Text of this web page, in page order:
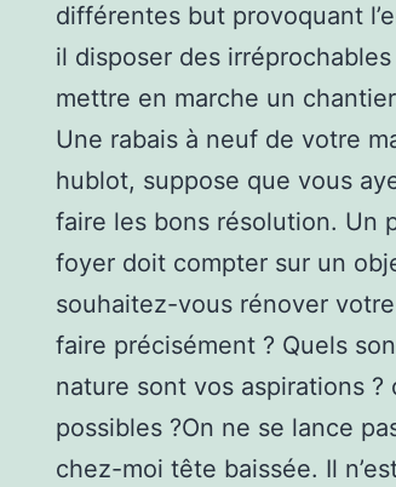
différentes but provoquant
il disposer des
mettre en marche un
Une rabais à neuf de votre
hublot, suppose que vous
faire les bons résolution. Un
foyer doit compter sur un
souhaitez-vous rénover
faire précisément ? Quels
nature sont vos aspirations
possibles ?On ne se lance
chez-moi tête baissée. Il